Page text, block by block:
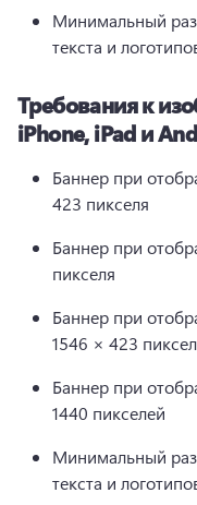
Минимальный
текста и
Требования к
iPhone, iPad и
Баннер при
423 пикселя
Баннер при
пикселя
Баннер при
1546 × 423
Баннер при
1440 пикселей
Минимальный
текста и